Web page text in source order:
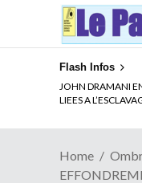
Flash Infos
JOHN
LIEES A
ELECTION DE
Quand Patrice
Home